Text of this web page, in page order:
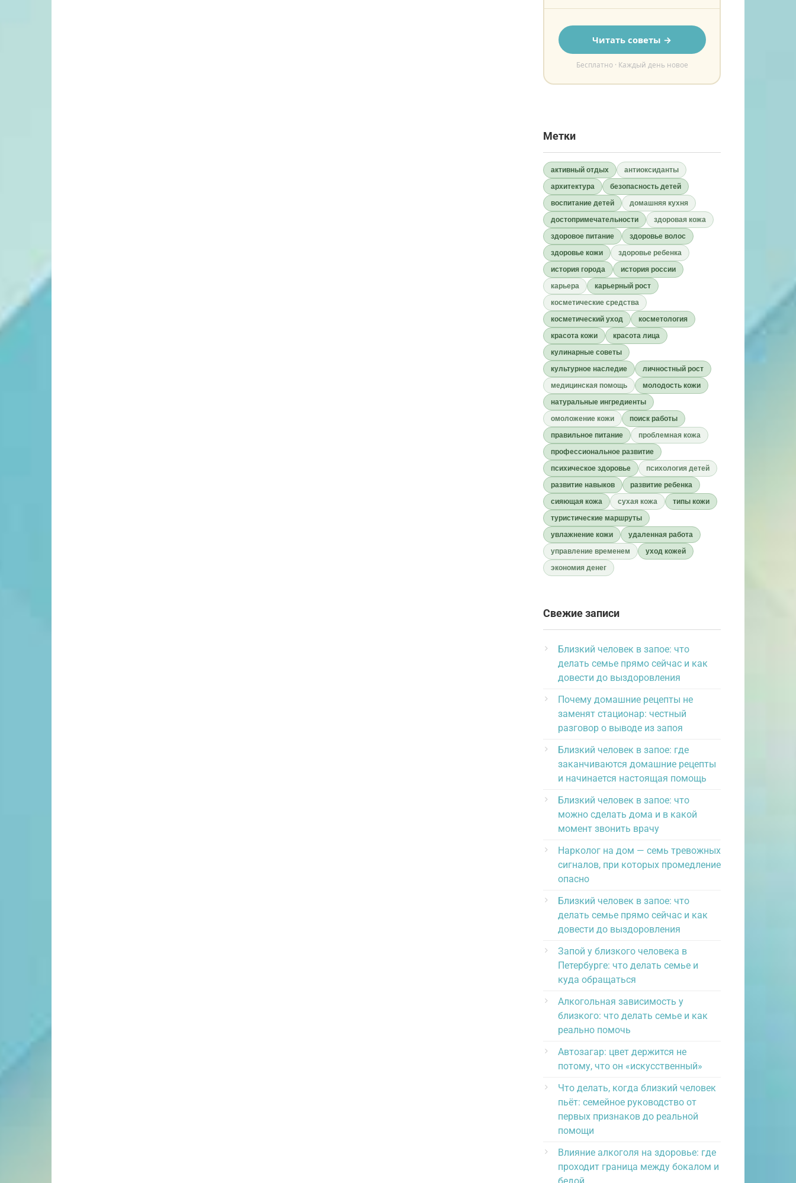
Читать советы →
Бесплатно · Каждый день новое
Метки
активный отдых
антиоксиданты
архитектура
безопасность детей
воспитание детей
домашняя кухня
достопримечательности
здоровая кожа
здоровое питание
здоровье волос
здоровье кожи
здоровье ребенка
история города
история россии
карьера
карьерный рост
косметические средства
косметический уход
косметология
красота кожи
красота лица
кулинарные советы
культурное наследие
личностный рост
медицинская помощь
молодость кожи
натуральные ингредиенты
омоложение кожи
поиск работы
правильное питание
проблемная кожа
профессиональное развитие
психическое здоровье
психология детей
развитие навыков
развитие ребенка
сияющая кожа
сухая кожа
типы кожи
туристические маршруты
увлажнение кожи
удаленная работа
управление временем
уход кожей
экономия денег
Свежие записи
Близкий человек в запое: что
делать семье прямо сейчас и как
довести до выздоровления
Почему домашние рецепты не
заменят стационар: честный
разговор о выводе из запоя
Близкий человек в запое: где
заканчиваются домашние рецепты
и начинается настоящая помощь
Близкий человек в запое: что
можно сделать дома и в какой
момент звонить врачу
Нарколог на дом — семь тревожных
сигналов, при которых промедление
опасно
Близкий человек в запое: что
делать семье прямо сейчас и как
довести до выздоровления
Запой у близкого человека в
Петербурге: что делать семье и
куда обращаться
Алкогольная зависимость у
близкого: что делать семье и как
реально помочь
Автозагар: цвет держится не
потому, что он «искусственный»
Что делать, когда близкий человек
пьёт: семейное руководство от
первых признаков до реальной
помощи
Влияние алкоголя на здоровье: где
проходит граница между бокалом и